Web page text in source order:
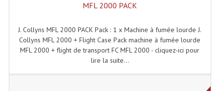
Haut-Parleurs Amplis Guitare
Moteurs Pavillons Pour Enceinte
Tweeters Pour Enceintes
MFL 2000 PACK
J. Collyns MFL 2000 PACK Pack : 1 x Machine à fumée lourde J.
Collyns MFL 2000 + Flight Case Pack machine à fumée lourde
MFL 2000 + flight de transport FC MFL 2000 - cliquez-ici pour
lire la suite...